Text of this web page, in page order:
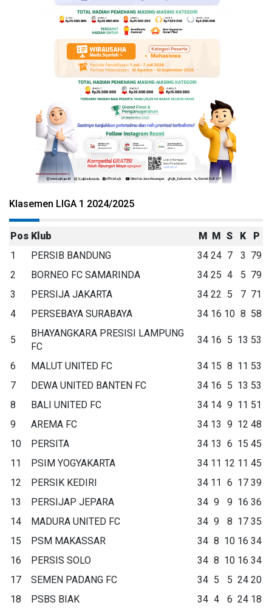
Klasemen LIGA 1 2024/2025
Pos Klub M M S K
P
1
PERSIB BANDUNG 34 24 7 3 79
2
BORNEO FC SAMARINDA 34 25 4 5 79
3
PERSIJA JAKARTA 34 22 5 7 71
4
PERSEBAYA SURABAYA 34 16 10 8 58
5
BHAYANGKARA PRESISI LAMPUNG
FC
34 16 5 13 53
6 MALUT UNITED FC 34 15 8 11 53
7
DEWA UNITED BANTEN FC 34 16 5 13 53
8
BALI UNITED FC 34 14 9 11 51
9
AREMA FC 34 13 9 12 48
10
PERSITA 34 13 6 15 45
11
PSIM YOGYAKARTA 34 11 12 11 45
12
PERSIK KEDIRI 34 11 6 17 39
13
PERSIJAP JEPARA 34 9 9 16 36
14
MADURA UNITED FC 34 9 8 17 35
15
PSM MAKASSAR 34 8 10 16 34
16
PERSIS SOLO 34 8 10 16 34
17
SEMEN PADANG FC 34 5 5 24 20
18
PSBS BIAK 34 4 6 24 18